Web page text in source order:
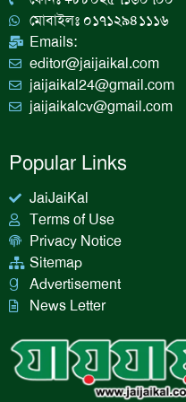
m
মোবাইলঃ ০১৭১২৯৪১১১৬
Emails:
editor@jaijaikal.com
jaijaikal24@gmail.com
jaijaikalcv@gmail.com
Popular Links
JaiJaiKal
Terms of Use
Privacy Notice
Sitemap
Advertisement
News Letter